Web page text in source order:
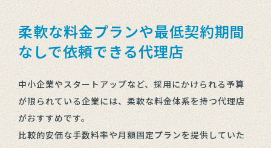
柔軟な料金プランや最低契約期間
なしで依頼できる代理店
中小企業やスタートアップなど、採用にかけられる予算
が限られている企業には、柔軟な料金体系を持つ代理店
がおすすめです。
比較的安価な手数料率や月額固定プランを提供していた